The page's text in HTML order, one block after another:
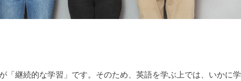
「継続的な学習」です。そのため、英語を学ぶ上では、いかに学